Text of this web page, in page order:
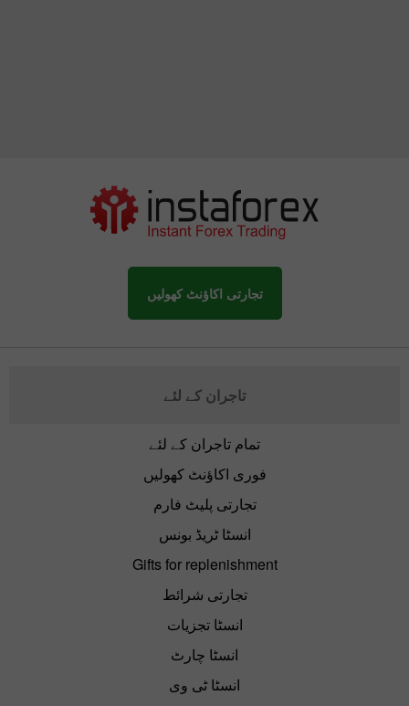
تجارتی اکاؤنٹ کھولیں
تاجران کے لئے
تمام تاجران کے لئے
فوری اکاؤنٹ کھولیں
تجارتی پلیٹ فارم
انسٹا ٹریڈ بونس
Gifts for replenishment
تجارتی شرائط
انسٹا تجزیات
انسٹا چارٹ
انسٹا ٹی وی